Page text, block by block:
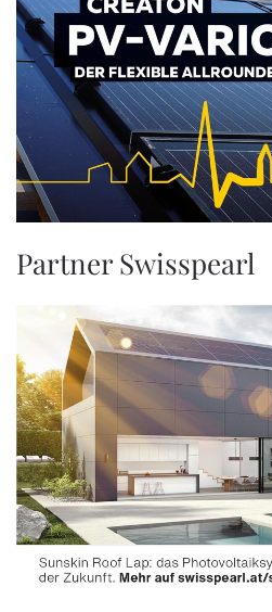
Partner Swisspearl